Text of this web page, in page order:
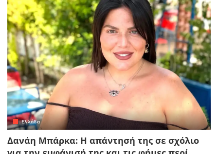
Ελλάδα
Δανάη Μπάρκα: Η απάντησή της σε σχόλιο